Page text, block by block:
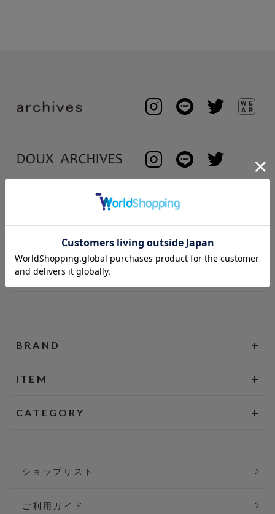
BRAND
ITEM
CATEGORY
ショップリスト
ご利用ガイド